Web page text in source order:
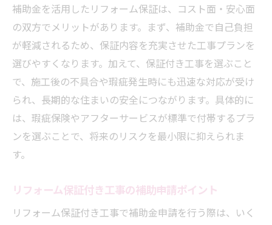
補助金を活用したリフォーム保証は、コスト面・安心面
の双方でメリットがあります。まず、補助金で自己負担
が軽減されるため、保証内容を充実させた工事プランを
選びやすくなります。加えて、保証付き工事を選ぶこと
で、施工後の不具合や瑕疵発生時にも迅速な対応が受け
られ、長期的な住まいの安全につながります。具体的に
は、瑕疵保険やアフターサービスが標準で付帯するプラ
ンを選ぶことで、将来のリスクを最小限に抑えられま
す。
リフォーム保証付き工事の補助申請ポイント
リフォーム保証付き工事で補助金申請を行う際は、いく